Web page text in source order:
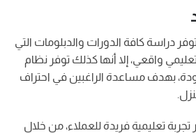
دراسة كافة الدورات والدبلومات التي
واقعي، إلا أنها كذلك توفر نظام
بهدف مساعدة الراغبين في احتراف
تجربة تعليمية فريدة للعملاء، من خلال